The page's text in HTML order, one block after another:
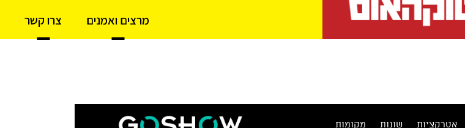
מרצים ואמנים צרו קשר